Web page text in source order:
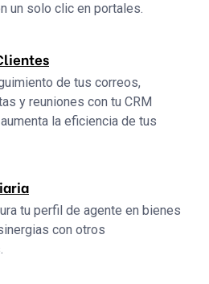
un solo clic en portales.
de tus correos,
y reuniones con tu CRM
la eficiencia de tus
tu perfil de agente en bienes
con otros